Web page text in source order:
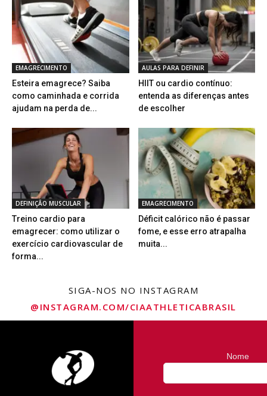
EMAGRECIMENTO
Esteira emagrece? Saiba
como caminhada e corrida
ajudam na perda de...
AULAS PARA DEFINIR
HIIT ou cardio contínuo:
entenda as diferenças antes
de escolher
DEFINIÇÃO MUSCULAR
Treino cardio para
emagrecer: como utilizar o
exercício cardiovascular de
forma...
EMAGRECIMENTO
Déficit calórico não é passar
fome, e esse erro atrapalha
muita...
SIGA-NOS NO INSTAGRAM
@INSTAGRAM.COM/CIAATHLETICABRASIL
Nome